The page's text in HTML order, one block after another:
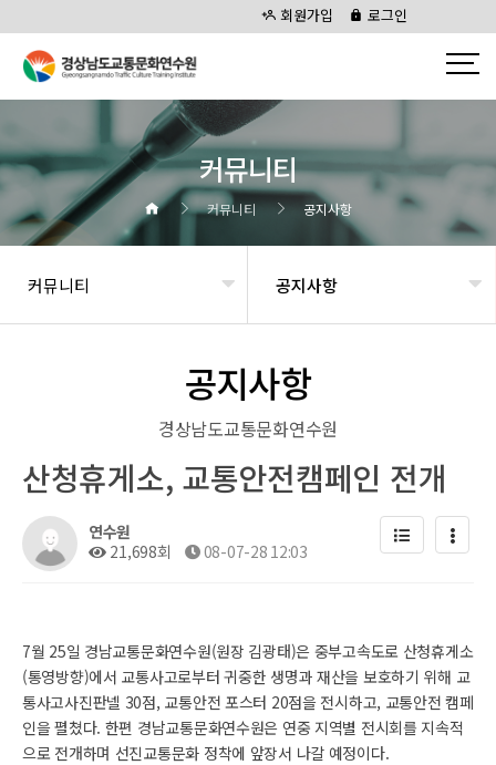
회원가입 로그인
커뮤니티
커뮤니티 공지사항
커뮤니티 공지사항
공지사항
경상남도교통문화연수원
산청휴게소, 교통안전캠페인 전개
연수원
21,698회
08-07-28 12:03
7월 25일 경남교통문화연수원(원장 김광태)은 중부고속도로 산청휴게소
(통영방향)에서 교통사고로부터 귀중한 생명과 재산을 보호하기 위해 교
통사고사진판넬 30점, 교통안전 포스터 20점을 전시하고, 교통안전 캠페
인을 펼쳤다. 한편 경남교통문화연수원은 연중 지역별 전시회를 지속적
으로 전개하며 선진교통문화 정착에 앞장서 나갈 예정이다.